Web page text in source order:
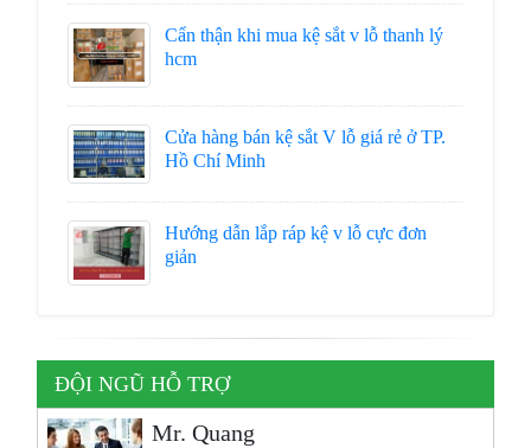
Cẩn thận khi mua kệ sắt v lỗ thanh lý
hcm
Cửa hàng bán kệ sắt V lỗ giá rẻ ở TP.
Hồ Chí Minh
Hướng dẫn lắp ráp kệ v lỗ cực đơn
giản
ĐỘI NGŨ HỖ TRỢ
Mr. Quang